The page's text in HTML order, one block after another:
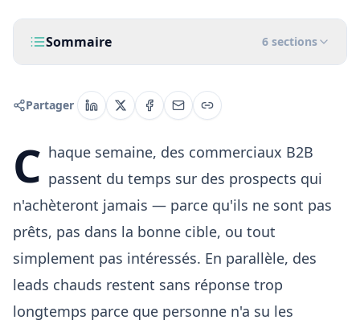
Sommaire 6 sections
Partager
C haque semaine, des commerciaux B2B
passent du temps sur des prospects qui
n'achèteront jamais — parce qu'ils ne sont pas
prêts, pas dans la bonne cible, ou tout
simplement pas intéressés. En parallèle, des
leads chauds restent sans réponse trop
longtemps parce que personne n'a su les